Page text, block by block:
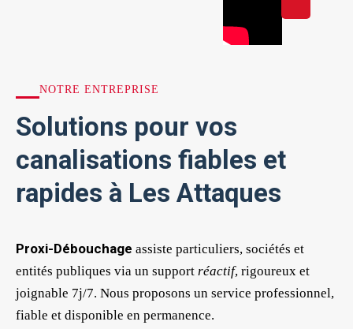
NOTRE ENTREPRISE
Solutions pour vos
canalisations fiables et
rapides à Les Attaques
Proxi-Débouchage assiste particuliers, sociétés et
entités publiques via un support réactif, rigoureux et
joignable 7j/7. Nous proposons un service professionnel,
fiable et disponible en permanence.